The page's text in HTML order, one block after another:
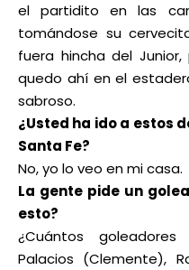
el partidito en las
tomándose su
fuera hincha del
quedo ahí en el
sabroso.
¿Usted ha ido a estos
Santa Fe?
No, yo lo veo en mi casa.
La gente pide un
esto?
¿Cuántos
Palacios (Clemente),